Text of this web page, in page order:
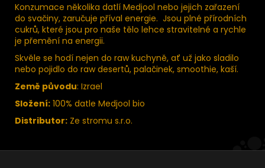
Konzumace několika datlí Medjool nebo jejich zařazení
do svačiny, zaručuje příval energie. Jsou plné přírodních
cukrů, které jsou pro naše tělo lehce stravitelné a rychle
je přemění na energii.
Skvěle se hodí nejen do raw kuchyně, ať už jako sladilo
nebo pojidlo do raw desertů, palačinek, smoothie, kaší.
Země původu: Izrael
Složení: 100% datle Medjool bio
Distributor: Ze stromu s.r.o.